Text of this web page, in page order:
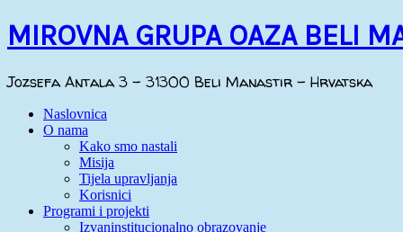
MIROVNA GRUPA OAZA BELI
Jozsefa Antala 3 - 31300 Beli Manastir - Hrvatska
Naslovnica
O nama
Kako smo nastali
Misija
Tijela upravljanja
Korisnici
Programi i projekti
Izvaninstitucionalno obrazovanje